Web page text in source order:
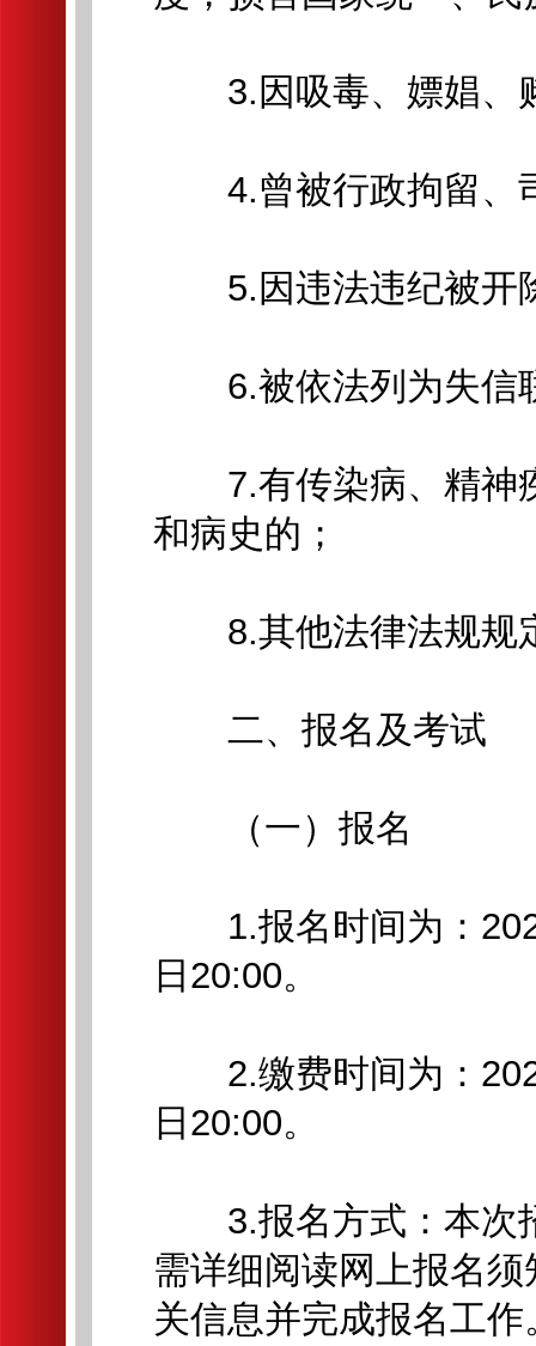
3.因吸毒、嫖娼、
4.曾被行政拘留、
5.因违法违纪被开
6.被依法列为失信
7.有传染病、精神
和病史的；
8.其他法律法规规
二、报名及考试
（一）报名
1.报名时间为：
日20:00。
2.缴费时间为：
日20:00。
3.报名方式：本次
需详细阅读网上报名
关信息并完成报名工